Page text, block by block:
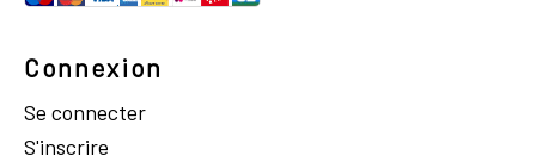
Connexion
Se connecter
S'inscrire